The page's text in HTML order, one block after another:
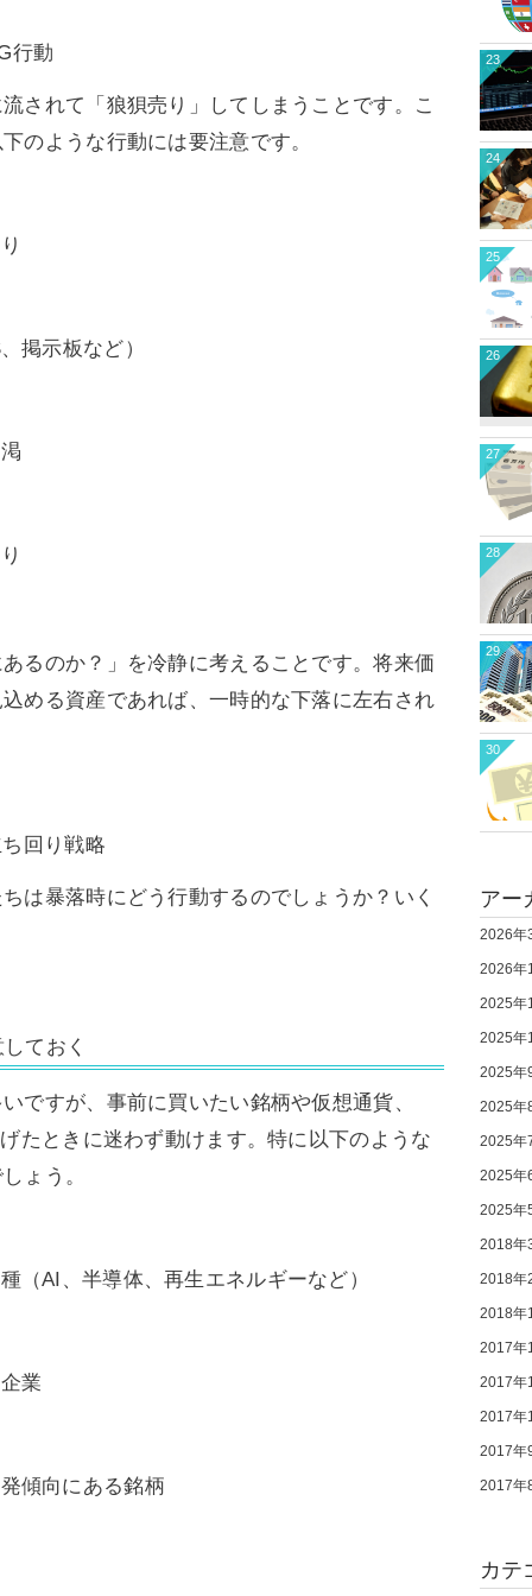
行動
されて「狼狽売り」してしまうことです。こ
のような行動には要注意です。
掲示板など）
るのか？」を冷静に考えることです。将来価
める資産であれば、一時的な下落に左右され
回り戦略
は暴落時にどう行動するのでしょうか？いく
ておく
ですが、事前に買いたい銘柄や仮想通貨、
たときに迷わず動けます。特に以下のような
ょう。
（AI、半導体、再生エネルギーなど）
業
傾向にある銘柄
23
24
25
26
27
28
29
30
アー
2026年
2026年
2025年
2025年
2025年
2025年
2025年
2025年
2025年
2018年
2018年
2018年
2017年
2017年
2017年
2017年
2017年
カテ